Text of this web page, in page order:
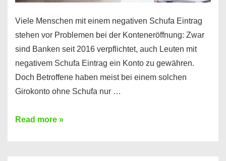
Viele Menschen mit einem negativen Schufa Eintrag
stehen vor Problemen bei der Konteneröffnung: Zwar
sind Banken seit 2016 verpflichtet, auch Leuten mit
negativem Schufa Eintrag ein Konto zu gewähren.
Doch Betroffene haben meist bei einem solchen
Girokonto ohne Schufa nur …
Günstiges
Read more »